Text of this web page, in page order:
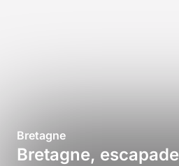
Bretagne
Bretagne, escapade